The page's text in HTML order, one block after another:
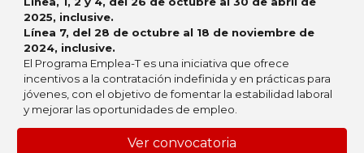
2025, inclusive.
Línea 7, del 28 de octubre al 18 de noviembre de
2024, inclusive.
El Programa Emplea-T es una iniciativa que ofrece
incentivos a la contratación indefinida y en prácticas para
jóvenes, con el objetivo de fomentar la estabilidad laboral
y mejorar las oportunidades de empleo.
Ver convocatoria